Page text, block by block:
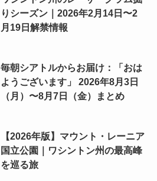
りシーズン｜2026年2月14日〜2
月19日解禁情報
毎朝シアトルからお届け：「おは
ようございます」 2026年8月3日
（月）〜8月7日（金）まとめ
【2026年版】マウント・レーニア
国立公園｜ワシントン州の最高峰
を巡る旅